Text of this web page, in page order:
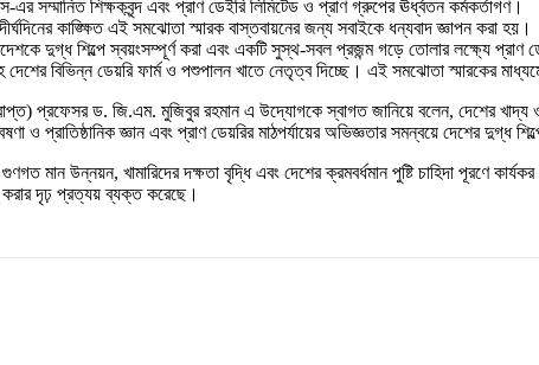
সম্মানিত শিক্ষকবৃন্দ এবং প্রাণ ডেইরি লিমিটেড ও প্রাণ গ্রুপের ঊর্ধ্বতন কর্মকর্তাগণ।
কাঙ্ক্ষিত এই সমঝোতা স্মারক বাস্তবায়নের জন্য সবাইকে ধন্যবাদ জ্ঞাপন করা হয়।
দুগ্ধ শিল্পে স্বয়ংসম্পূর্ণ করা এবং একটি সুস্থ-সবল প্রজন্ম গড়ে তোলার লক্ষ্যে
বিভিন্ন ডেয়রি ফার্ম ও পশুপালন খাতে নেতৃত্ব দিচ্ছে। এই সমঝোতা স্মারকের
প্রফেসর ড. জি.এম. মুজিবুর রহমান এ উদ্যোগকে স্বাগত জানিয়ে বলেন, দেশের খাদ্য
জ্ঞান এবং প্রাণ ডেয়রির মাঠপর্যায়ের অভিজ্ঞতার সমন্বয়ে দেশের দুগ্ধ
উন্নয়ন, খামারিদের দক্ষতা বৃদ্ধি এবং দেশের ক্রমবর্ধমান পুষ্টি চাহিদা পূরণে
করার দৃঢ় প্রত্যয় ব্যক্ত করেছে।